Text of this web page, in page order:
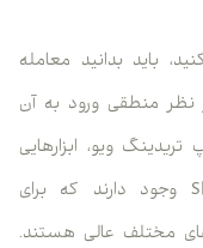
باید بدانید معامله
نظر منطقی ورود به آن
ویو، ابزارهایی
به نام Long Position و Short Position وجود دارند که برای
مختلف عالی هستند.